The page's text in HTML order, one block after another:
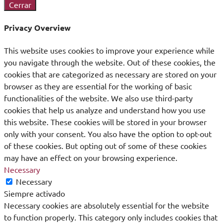
Cerrar
Privacy Overview
This website uses cookies to improve your experience while
you navigate through the website. Out of these cookies, the
cookies that are categorized as necessary are stored on your
browser as they are essential for the working of basic
functionalities of the website. We also use third-party
cookies that help us analyze and understand how you use
this website. These cookies will be stored in your browser
only with your consent. You also have the option to opt-out
of these cookies. But opting out of some of these cookies
may have an effect on your browsing experience.
Necessary
Necessary
Siempre activado
Necessary cookies are absolutely essential for the website
to function properly. This category only includes cookies that